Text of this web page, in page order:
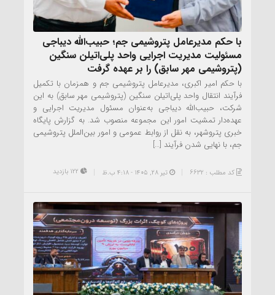
با حکم مدیرعامل پتروشیمی جم؛ حبیب‌الله دیباجی
مسئولیت مدیریت اجرایی واحد پلی‌اتیلن سنگین
(پتروشیمی مهر سابق) را بر عهده گرفت
با حکم امیر اکبری، مدیرعامل پتروشیمی جم و همزمان با تکمیل
فرآیند انتقال واحد پلی‌اتیلن سنگین (پتروشیمی مهر سابق) به این
شرکت، حبیب‌الله دیباجی به‌عنوان مسئول مدیریت اجرایی و
عهده‌دار تمشیت امور این مجموعه منصوب شد. به گزارش پایگاه
خبری پتروشهر، به نقل از روابط عمومی و امور بین‌الملل پتروشیمی
جم، با نهایی شدن فرآیند […]
کد مطلب : 6632 تیر ۲۸, ۱۴۰۵ - 4:18 ب.ظ